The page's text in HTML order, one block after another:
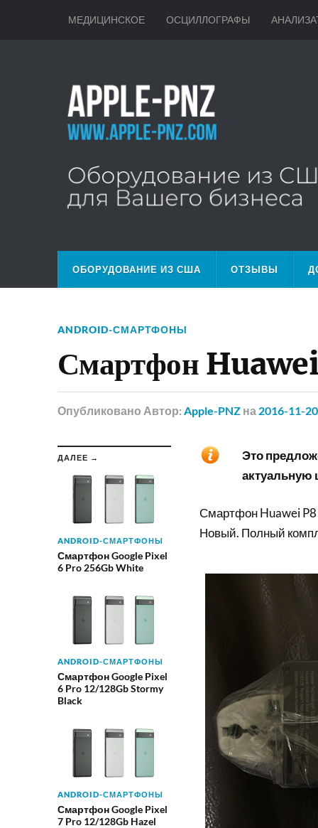
МЕДИЦИНСКОЕ ОСЦИЛЛОГРАФЫ
ОБОРУДОВАНИЕ ИЗ США ОТЗЫВЫ
ANDROID-СМАРТФОНЫ
Смартфон
Опубликовано Автор: Apple-PNZ на 2016-11-20
ДАЛЕЕ →
ANDROID-СМАРТФОНЫ
Смартфон Google Pixel
6 Pro 256Gb White
ANDROID-СМАРТФОНЫ
Смартфон Google Pixel
6 Pro 12/128Gb Stormy
Black
ANDROID-СМАРТФОНЫ
Смартфон Google Pixel
7 Pro 12/128Gb Hazel
Это
актуальную
Смартфон Huawei
Новый. Полный